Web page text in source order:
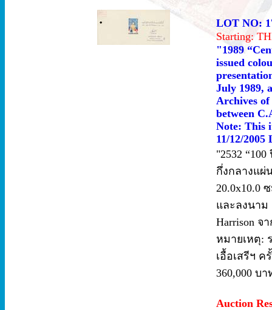
LOT NO:
Starting:
"1989
issued
July 1989,
Archives of
between
Note: This
11/12/
"2532
กึ่งกลางแผ่
20.0x10.0
และลงนาม
Harrison จ
หมายเหตุ:
เอื้อเสรีฯ ค
360,000 บ
Auction